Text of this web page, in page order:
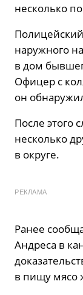
несколько
наружного
в дом
Офицер с
он
После этого
несколько
в округе.
РЕКЛАМА
Ранее
Андреса в
в пищу мясо